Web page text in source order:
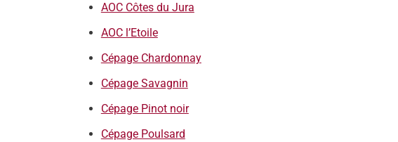
AOC Côtes du Jura
AOC l’Etoile
Cépage Chardonnay
Cépage Savagnin
Cépage Pinot noir
Cépage Poulsard